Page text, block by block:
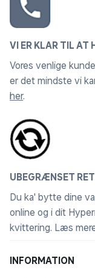
VI ER KLAR TIL AT
Vores venlige
er det mindste vi
her.
UBEGRÆNSET
Du ka' bytte dine
online og i dit
kvittering. Læs
INFORMATION